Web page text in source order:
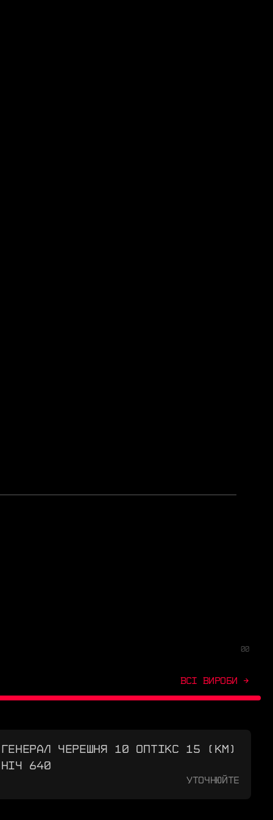
00
ВСІ ВИРОБИ →
ГЕНЕРАЛ ЧЕРЕШНЯ 10 ОПТІКС 15 (КМ)
НІЧ 640
Уточнюйте